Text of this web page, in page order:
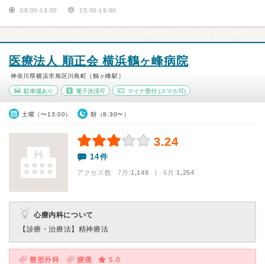
09:00-13:00 15:00-19:00
医療法人 順正会 横浜鶴ヶ峰病院
神奈川県横浜市旭区川島町（鶴ヶ峰駅）
駐車場あり 電子決済可 マイナ受付 (スマホ可)
土曜（〜13:00） 朝（8:30〜）
3.24
14件
アクセス数 7月:1,148 | 6月:1,254
心療内科について
【診療・治療法】 精神療法
整形外科 腰痛 5.0